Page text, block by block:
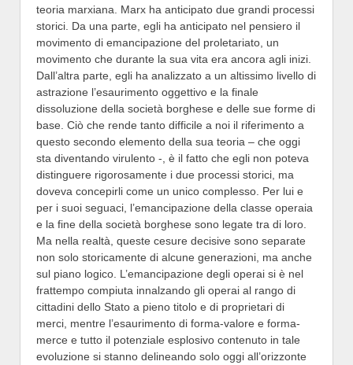
teoria marxiana. Marx ha anticipato due grandi processi
storici. Da una parte, egli ha anticipato nel pensiero il
movimento di emancipazione del proletariato, un
movimento che durante la sua vita era ancora agli inizi.
Dall’altra parte, egli ha analizzato a un altissimo livello di
astrazione l’esaurimento oggettivo e la finale
dissoluzione della società borghese e delle sue forme di
base. Ciò che rende tanto difficile a noi il riferimento a
questo secondo elemento della sua teoria – che oggi
sta diventando virulento -, è il fatto che egli non poteva
distinguere rigorosamente i due processi storici, ma
doveva concepirli come un unico complesso. Per lui e
per i suoi seguaci, l’emancipazione della classe operaia
e la fine della società borghese sono legate tra di loro.
Ma nella realtà, queste cesure decisive sono separate
non solo storicamente di alcune generazioni, ma anche
sul piano logico. L’emancipazione degli operai si è nel
frattempo compiuta innalzando gli operai al rango di
cittadini dello Stato a pieno titolo e di proprietari di
merci, mentre l’esaurimento di forma-valore e forma-
merce e tutto il potenziale esplosivo contenuto in tale
evoluzione si stanno delineando solo oggi all’orizzonte